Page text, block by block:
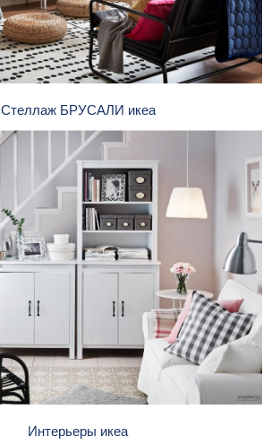
Стеллаж БРУСАЛИ икеа
Интерьеры икеа